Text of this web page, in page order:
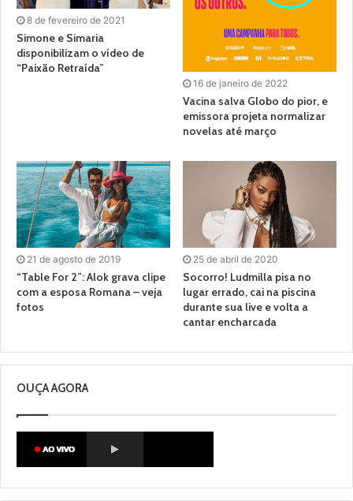
8 de fevereiro de 2021
Simone e Simaria
disponibilizam o vídeo de
“Paixão Retraída”
16 de janeiro de 2022
Vacina salva Globo do pior, e
emissora projeta normalizar
novelas até março
21 de agosto de 2019
“Table For 2”: Alok grava clipe
com a esposa Romana – veja
fotos
25 de abril de 2020
Socorro! Ludmilla pisa no
lugar errado, cai na piscina
durante sua live e volta a
cantar encharcada
OUÇA AGORA